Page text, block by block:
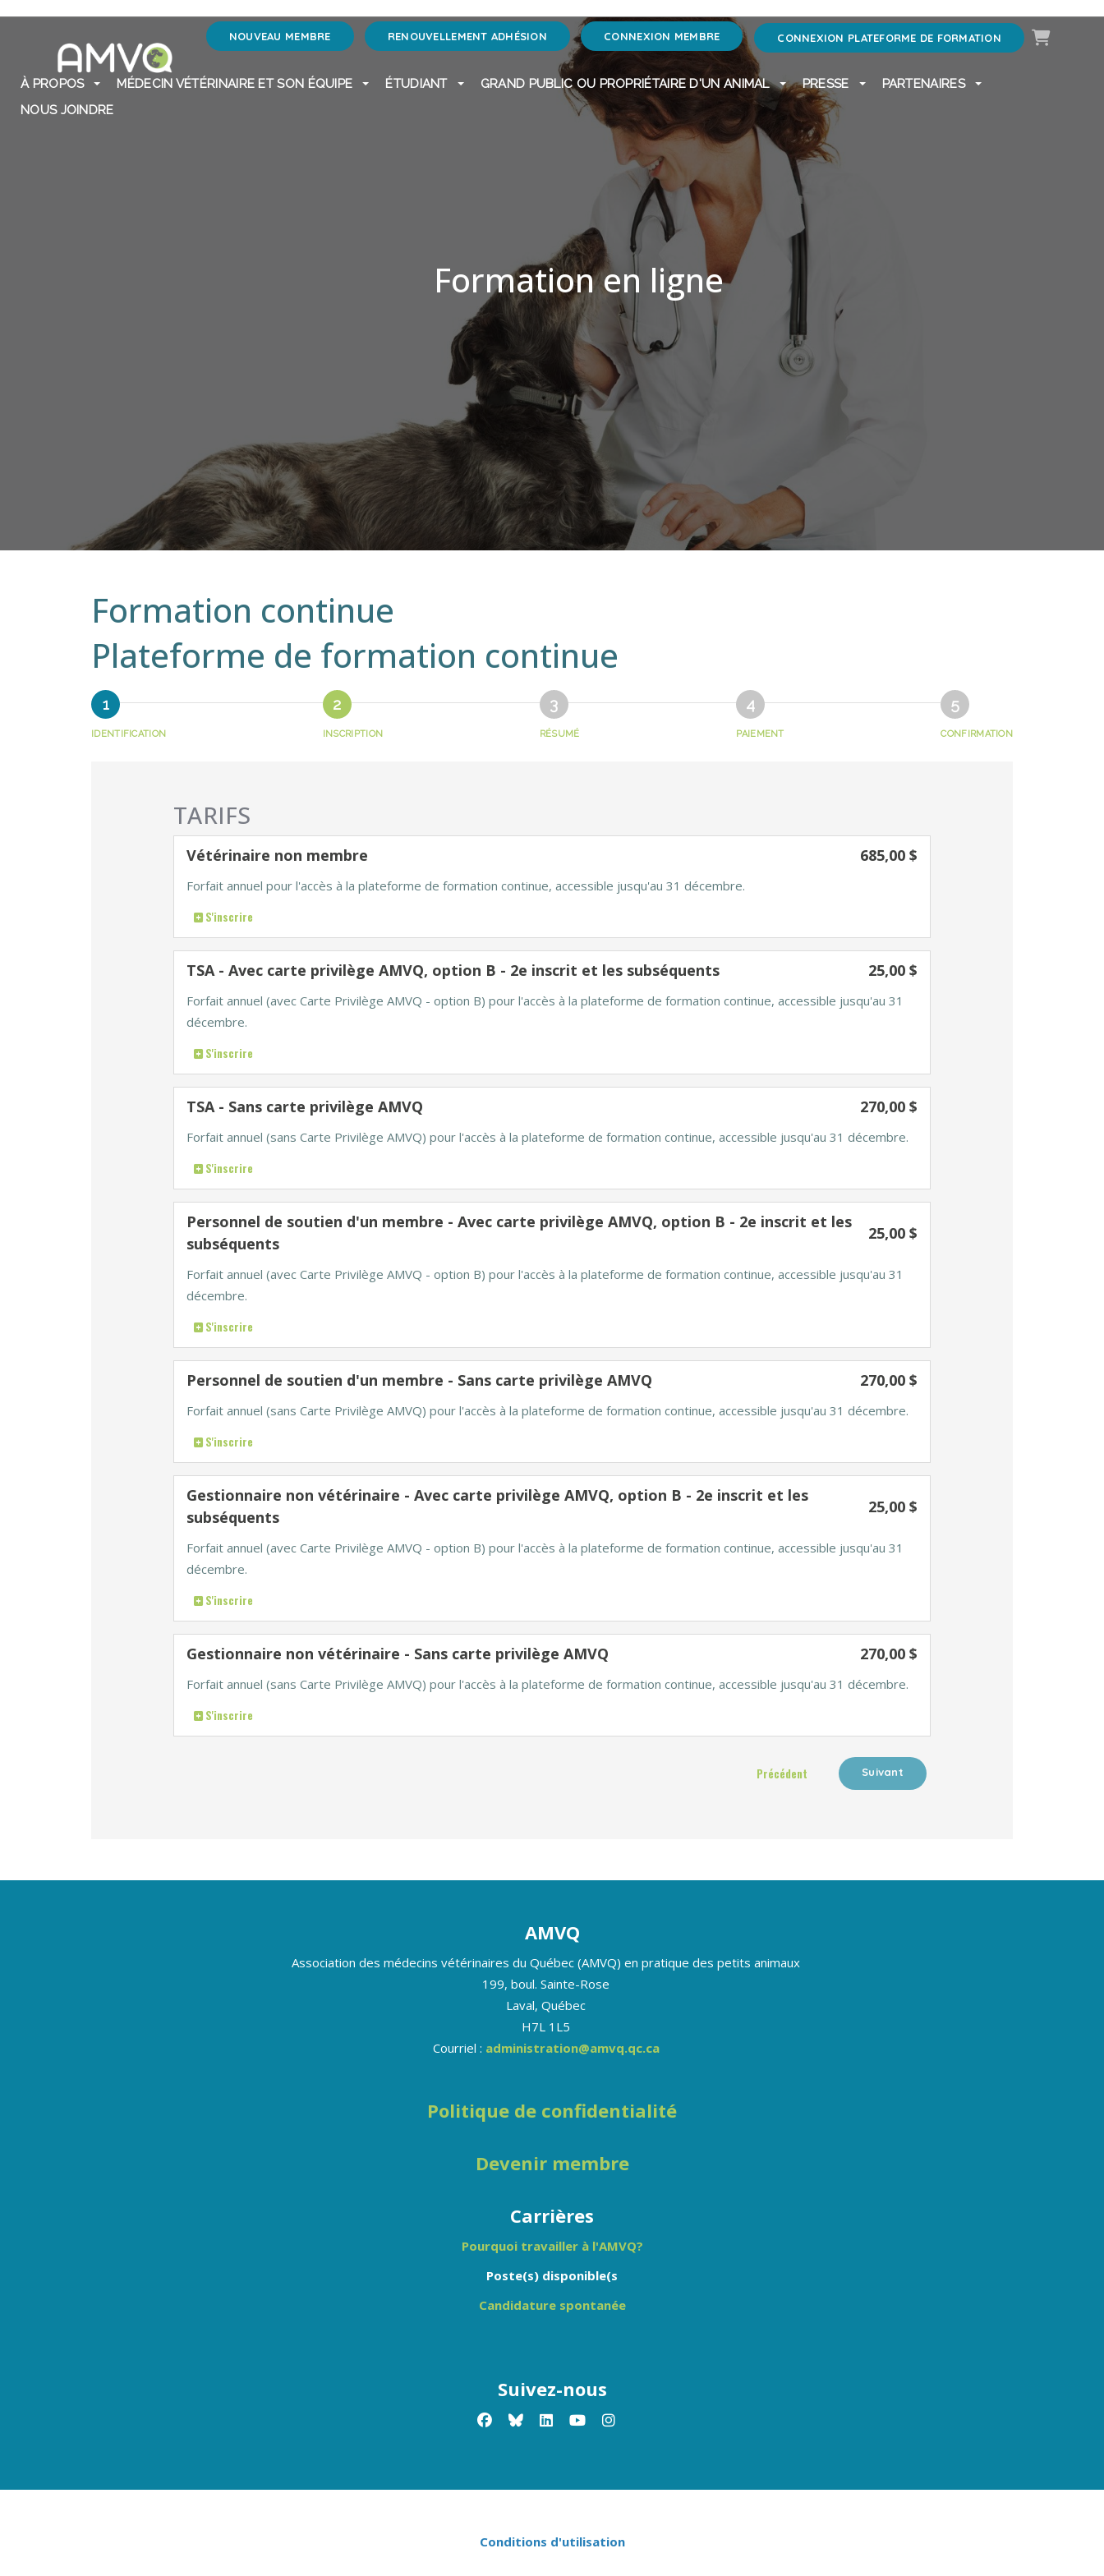
NOUVEAU MEMBRE RENOUVELLEMENT ADHÉSION CONNEXION MEMBRE CONNEXION PLATEFORME DE FORMATION Panier
À PROPOS MÉDECIN VÉTÉRINAIRE ET SON ÉQUIPE ÉTUDIANT GRAND PUBLIC OU PROPRIÉTAIRE D'UN ANIMAL PRESSE
PARTENAIRES
NOUS JOINDRE
Formation en ligne
Formation continue
Plateforme de formation continue
IDENTIFICATION INSCRIPTION RÉSUMÉ PAIEMENT CONFIRMATION
TARIFS
Vétérinaire non membre 685,00 $
Forfait annuel pour l'accès à la plateforme de formation continue, accessible jusqu'au 31 décembre.
S'inscrire
TSA - Avec carte privilège AMVQ, option B - 2e inscrit et les subséquents 25,00 $
Forfait annuel (avec Carte Privilège AMVQ - option B) pour l'accès à la plateforme de formation continue, accessible jusqu'au 31
décembre.
S'inscrire
TSA - Sans carte privilège AMVQ 270,00 $
Forfait annuel (sans Carte Privilège AMVQ) pour l'accès à la plateforme de formation continue, accessible jusqu'au 31 décembre.
S'inscrire
Personnel de soutien d'un membre - Avec carte privilège AMVQ, option B - 2e inscrit et les
subséquents
25,00 $
Forfait annuel (avec Carte Privilège AMVQ - option B) pour l'accès à la plateforme de formation continue, accessible jusqu'au 31
décembre.
S'inscrire
Personnel de soutien d'un membre - Sans carte privilège AMVQ 270,00 $
Forfait annuel (sans Carte Privilège AMVQ) pour l'accès à la plateforme de formation continue, accessible jusqu'au 31 décembre.
S'inscrire
Gestionnaire non vétérinaire - Avec carte privilège AMVQ, option B - 2e inscrit et les
subséquents
25,00 $
Forfait annuel (avec Carte Privilège AMVQ - option B) pour l'accès à la plateforme de formation continue, accessible jusqu'au 31
décembre.
S'inscrire
Gestionnaire non vétérinaire - Sans carte privilège AMVQ 270,00 $
Forfait annuel (sans Carte Privilège AMVQ) pour l'accès à la plateforme de formation continue, accessible jusqu'au 31 décembre.
S'inscrire
Précédent Suivant
AMVQ
Association des médecins vétérinaires du Québec (AMVQ) en pratique des petits animaux
199, boul. Sainte-Rose
Laval, Québec
H7L 1L5
Courriel : administration@amvq.qc.ca
Politique de confidentialité
Devenir membre
Carrières
Pourquoi travailler à l'AMVQ?
Poste(s) disponible(s
Candidature spontanée
Suivez-nous
facebookx-twitterlinkedinyoutubeinstagram
Conditions d'utilisation